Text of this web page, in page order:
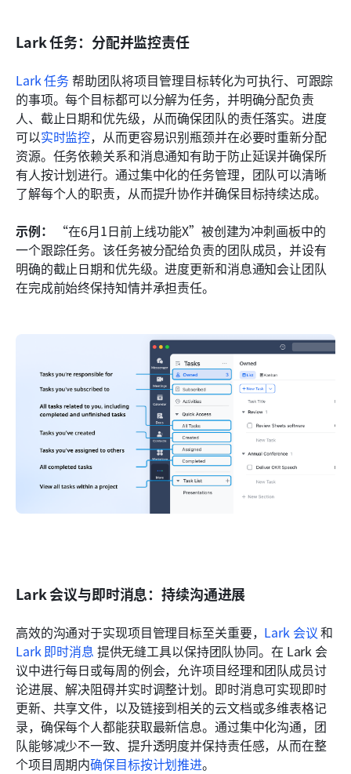
Lark 任务：分配并监控责任
Lark 任务 帮助团队将项目管理目标转化为可执行、可跟踪
的事项。每个目标都可以分解为任务，并明确分配负责
人、截止日期和优先级，从而确保团队的责任落实。进度
可以实时监控，从而更容易识别瓶颈并在必要时重新分配
资源。任务依赖关系和消息通知有助于防止延误并确保所
有人按计划进行。通过集中化的任务管理，团队可以清晰
了解每个人的职责，从而提升协作并确保目标持续达成。
示例：
“在6月1日前上线功能X”被创建为冲刺画板中的
一个跟踪任务。该任务被分配给负责的团队成员，并设有
明确的截止日期和优先级。进度更新和消息通知会让团队
在完成前始终保持知情并承担责任。
Lark 会议与即时消息：持续沟通进展
高效的沟通对于实现项目管理目标至关重要， Lark 会议
Lark 即时消息 提供无缝工具以保持团队协同。在 Lark 会
议中进行每日或每周的例会，允许项目经理和团队成员讨
论进展、解决阻碍并实时调整计划。即时消息可实现即时
更新、共享文件，以及链接到相关的云文档或多维表格记
录，确保每个人都能获取最新信息。通过集中化沟通，团
队能够减少不一致、提升透明度并保持责任感，从而在整
个项目周期内确保目标按计划推进。